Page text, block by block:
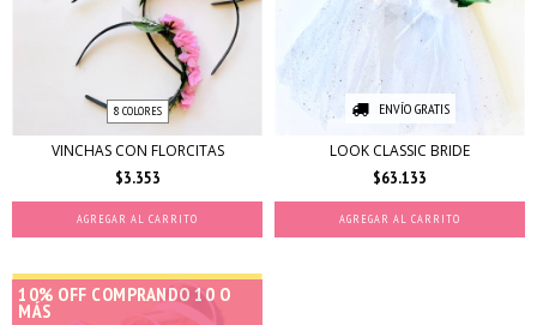
8 COLORES
VINCHAS CON FLORCITAS
$3.353
AGREGAR AL CARRITO
ENVÍO GRATIS
LOOK CLASSIC BRIDE
$63.133
10% OFF COMPRANDO 10 O
MÁS